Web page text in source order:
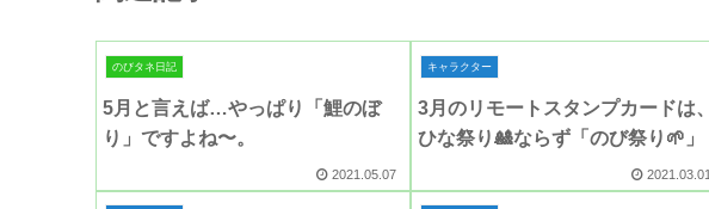
のびタネ日記
5月と言えば…やっぱり「鯉のぼ
り」ですよね〜。
2021.05.07
キャラクター
3月のリモートスタンプカードは、
ひな祭り🎎ならず「のび祭り🌱」
2021.03.01